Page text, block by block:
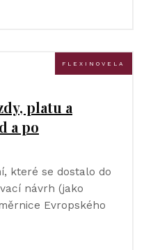
FLEXINOVELA
platu a
a po
které se dostalo do
návrh (jako
Evropského